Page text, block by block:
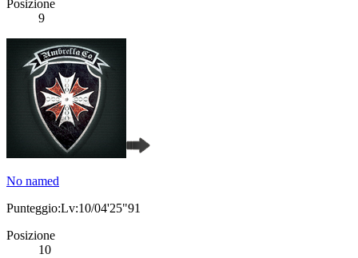
Posizione
9
No named
Punteggio:Lv:10/04'25"91
Posizione
10